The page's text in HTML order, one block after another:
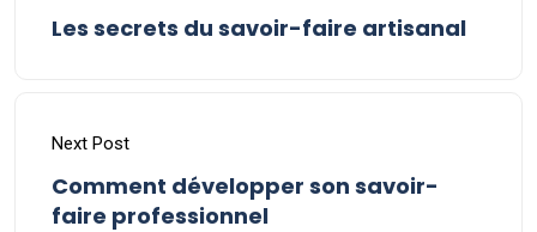
Les secrets du savoir-faire artisanal
Next Post
Comment développer son savoir-
faire professionnel